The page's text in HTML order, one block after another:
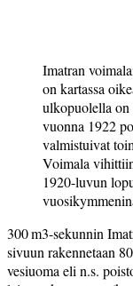
Imatran
on kartassa
ulkopuolella on
vuonna 1922
valmistuivat
Voimala
1920-luvun
300 m3-sekunnin
sivuun rakennetaan
vesiuoma eli n.s.